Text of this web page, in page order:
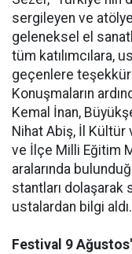
sergileyen ve
geleneksel el
tüm katılımcılara,
geçenlere
Konuşmaların
Kemal İnan,
Nihat Abiş, İl Kültür
ve İlçe Milli Eğitim
aralarında
stantları dolaşarak
ustalardan bilgi aldı.
Festival 9